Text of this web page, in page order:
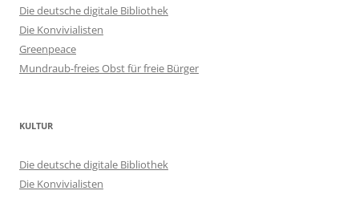
Die deutsche digitale Bibliothek
Die Konvivialisten
Greenpeace
Mundraub-freies Obst für freie Bürger
KULTUR
Die deutsche digitale Bibliothek
Die Konvivialisten